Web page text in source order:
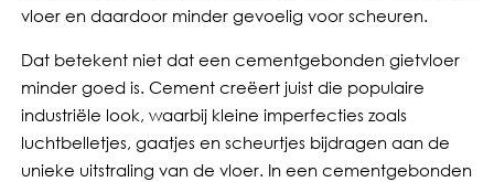
vloer en daardoor minder gevoelig voor scheuren.
Dat betekent niet dat een cementgebonden gietvloer
minder goed is. Cement creëert juist die populaire
industriële look, waarbij kleine imperfecties zoals
luchtbelletjes, gaatjes en scheurtjes bijdragen aan de
unieke uitstraling van de vloer. In een cementgebonden